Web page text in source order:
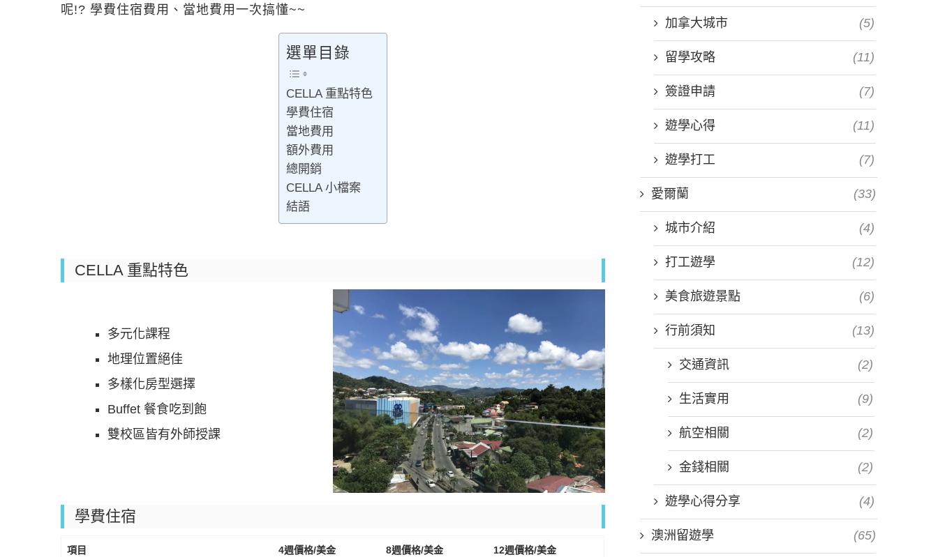
呢!? 學費住宿費用、當地費用一次搞懂~~
選單目錄
CELLA 重點特色
學費住宿
當地費用
額外費用
總開銷
CELLA 小檔案
結語
CELLA 重點特色
多元化課程
地理位置絕佳
多樣化房型選擇
Buffet 餐食吃到飽
雙校區皆有外師授課
學費住宿
項目 4週價格/美金 8週價格/美金 12週價格/美金
加拿大城市 (5)
留學攻略 (11)
簽證申請 (7)
遊學心得 (11)
遊學打工 (7)
愛爾蘭 (33)
城市介紹 (4)
打工遊學 (12)
美食旅遊景點 (6)
行前須知 (13)
交通資訊 (2)
生活實用 (9)
航空相關 (2)
金錢相關 (2)
遊學心得分享 (4)
澳洲留遊學 (65)